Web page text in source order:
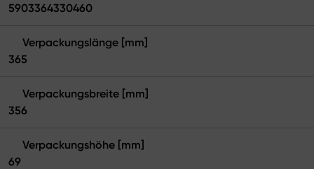
5903364330460
Verpackungslänge [mm]
365
Verpackungsbreite [mm]
356
Verpackungshöhe [mm]
69